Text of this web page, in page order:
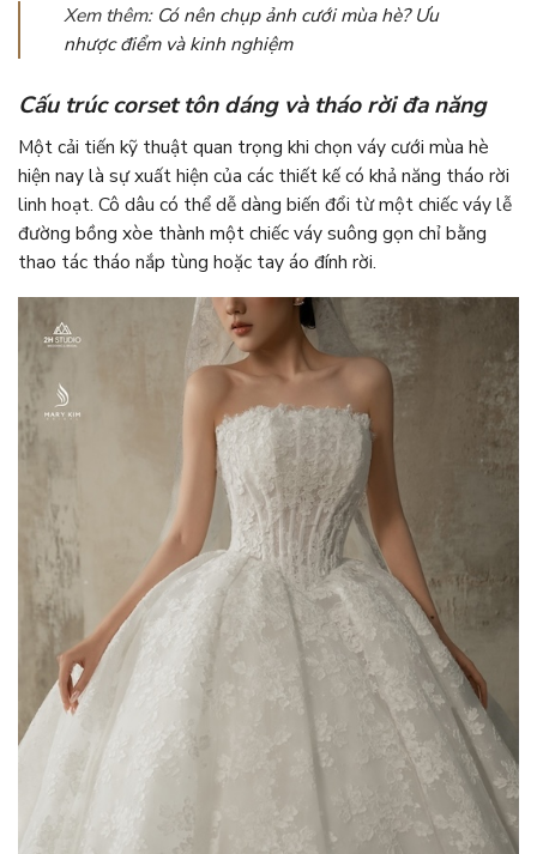
Xem thêm: Có nên chụp ảnh cưới mùa hè? Ưu
nhược điểm và kinh nghiệm
Cấu trúc corset tôn dáng và tháo rời đa năng
Một cải tiến kỹ thuật quan trọng khi chọn váy cưới mùa hè
hiện nay là sự xuất hiện của các thiết kế có khả năng tháo rời
linh hoạt. Cô dâu có thể dễ dàng biến đổi từ một chiếc váy lễ
đường bồng xòe thành một chiếc váy suông gọn chỉ bằng
thao tác tháo nắp tùng hoặc tay áo đính rời.